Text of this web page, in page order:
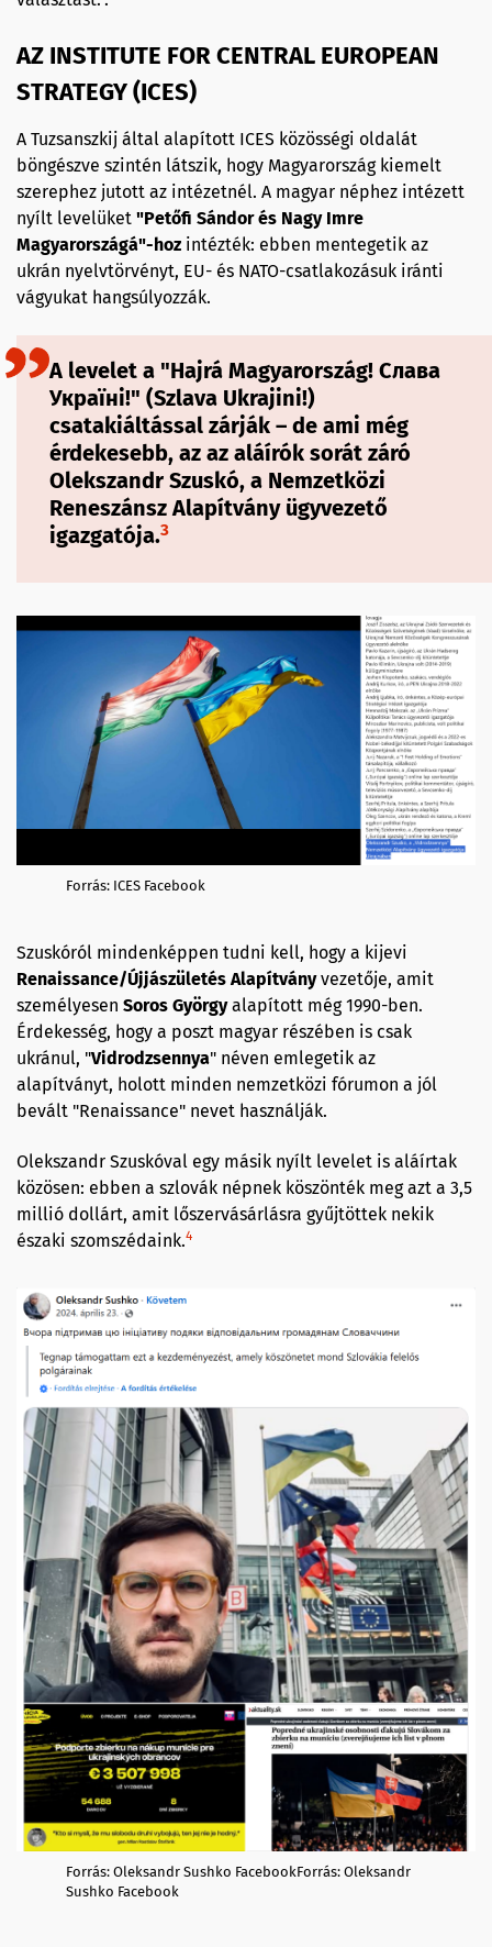
AZ INSTITUTE FOR CENTRAL EUROPEAN
STRATEGY (ICES)
A Tuzsanszkij által alapított ICES közösségi oldalát
böngészve szintén látszik, hogy Magyarország kiemelt
szerephez jutott az intézetnél. A magyar néphez intézett
nyílt levelüket "Petőfi Sándor és Nagy Imre
Magyarországá"-hoz intézték: ebben mentegetik az
ukrán nyelvtörvényt, EU- és NATO-csatlakozásuk iránti
vágyukat hangsúlyozzák.
A levelet a "Hajrá Magyarország! Слава
Україні!" (Szlava Ukrajini!)
csatakiáltással zárják – de ami még
érdekesebb, az az aláírók sorát záró
Olekszandr Szuskó, a Nemzetközi
Reneszánsz Alapítvány ügyvezető
igazgatója.3
Forrás: ICES Facebook
Szuskóról mindenképpen tudni kell, hogy a kijevi
Renaissance/Újjászületés Alapítványvezetője, amit
személyesen Soros Györgyalapított még 1990-ben.
Érdekesség, hogy a poszt magyar részében is csak
ukránul, "Vidrodzsennya" néven emlegetik az
alapítványt, holott minden nemzetközi fórumon a jól
bevált "Renaissance" nevet használják.
Olekszandr Szuskóval egy másik nyílt levelet is aláírtak
közösen: ebben a szlovák népnek köszönték meg azt a 3,5
millió dollárt, amit lőszervásárlásra gyűjtöttek nekik
északi szomszédaink.4
Forrás: Oleksandr Sushko FacebookForrás: Oleksandr
Sushko Facebook